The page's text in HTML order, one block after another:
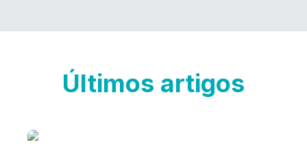
Últimos artigos